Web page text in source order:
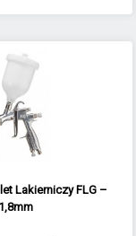
Lakierniczy FLG –
1,8mm